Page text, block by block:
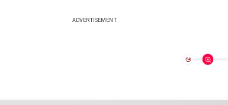
ADVERTISEMENT
ಅ